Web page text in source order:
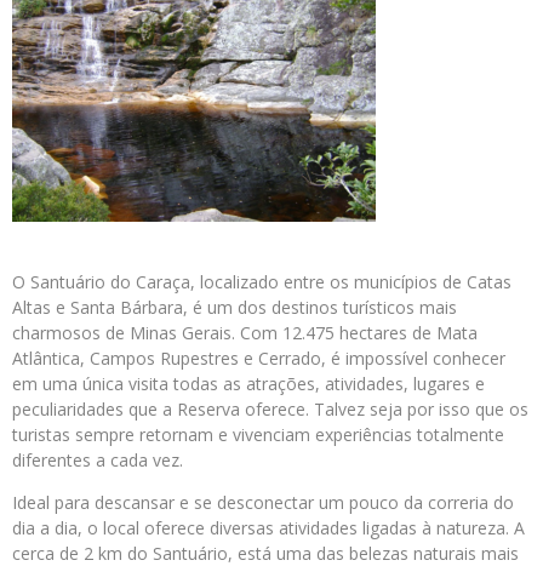
O Santuário do Caraça, localizado entre os municípios de Catas
Altas e Santa Bárbara, é um dos destinos turísticos mais
charmosos de Minas Gerais. Com 12.475 hectares de Mata
Atlântica, Campos Rupestres e Cerrado, é impossível conhecer
em uma única visita todas as atrações, atividades, lugares e
peculiaridades que a Reserva oferece. Talvez seja por isso que os
turistas sempre retornam e vivenciam experiências totalmente
diferentes a cada vez.
Ideal para descansar e se desconectar um pouco da correria do
dia a dia, o local oferece diversas atividades ligadas à natureza. A
cerca de 2 km do Santuário, está uma das belezas naturais mais